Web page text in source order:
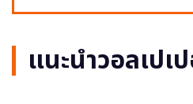
แนะนำวอลเปเ